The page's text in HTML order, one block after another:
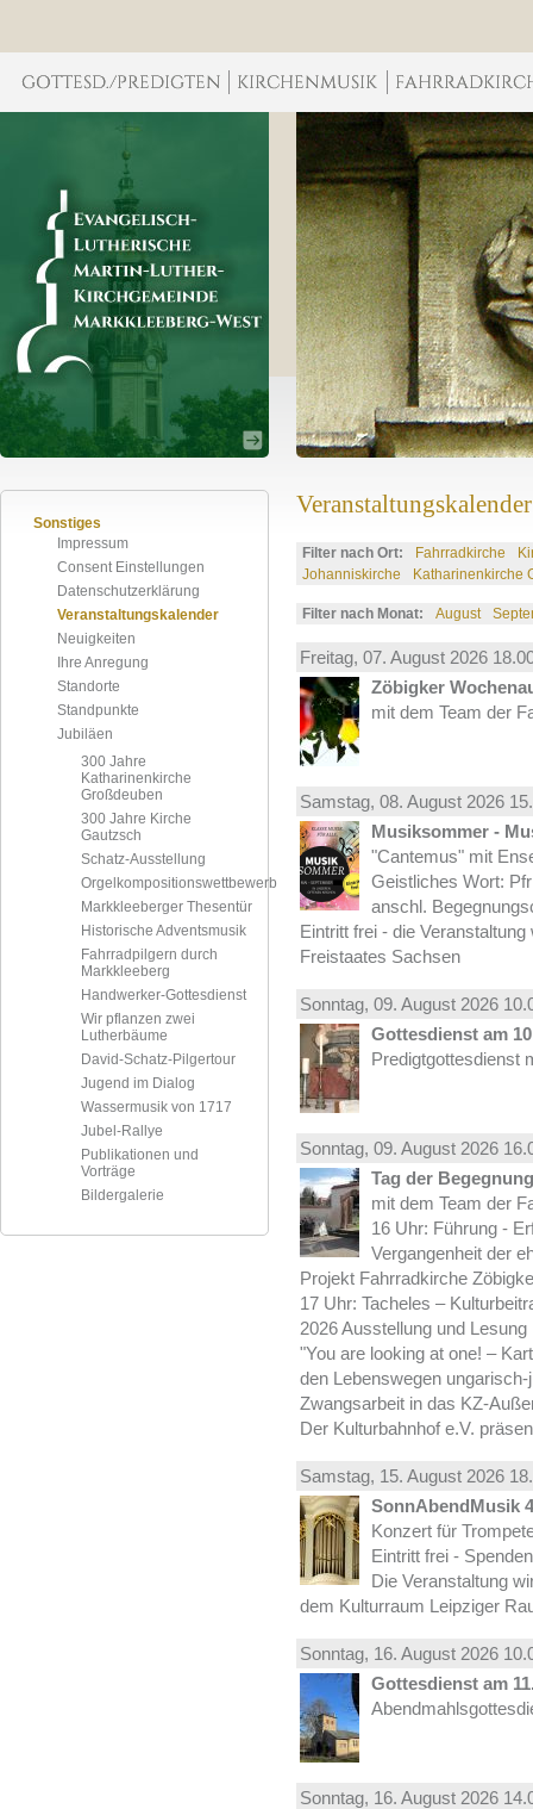
Sonstiges
Impressum
Consent Einstellungen
Datenschutzerklärung
Veranstaltungskalender
Neuigkeiten
Ihre Anregung
Standorte
Standpunkte
Jubiläen
300 Jahre
Katharinenkirche
Großdeuben
300 Jahre Kirche
Gautzsch
Schatz-Ausstellung
Orgelkompositionswettbewerb
Markkleeberger Thesentür
Historische Adventsmusik
Fahrradpilgern durch
Markkleeberg
Handwerker-Gottesdienst
Wir pflanzen zwei
Lutherbäume
David-Schatz-Pilgertour
Jugend im Dialog
Wassermusik von 1717
Jubel-Rallye
Publikationen und
Vorträge
Bildergalerie
Veranstaltungskalender
Filter nach Ort: Fahrradkirche
Johanniskirche
Katharinenkirche
Filter nach Monat: August
Freitag, 07. August 2026
Zöbigker
mit dem Team der
Samstag, 08. August 2026
Musiksommer -
"Cantemus" mit
Geistliches Wort:
anschl.
Eintritt frei - die
Freistaates Sachsen
Sonntag, 09. August 2026
Gottesdienst am
Predigtgottesdienst
Sonntag, 09. August 2026
Tag der
mit dem Team der
16 Uhr: Führung -
Vergangenheit der
Projekt Fahrradkirche
17 Uhr: Tacheles –
2026 Ausstellung und Lesung
"You are looking at one! –
den Lebenswegen
Zwangsarbeit in das KZ-
Der Kulturbahnhof e.V.
Samstag, 15. August 2026
SonnAbendMusik 4
Konzert für
Eintritt frei -
Die Veranstaltung
dem Kulturraum Leipziger
Sonntag, 16. August 2026
Gottesdienst am
Sonntag, 16. August 2026